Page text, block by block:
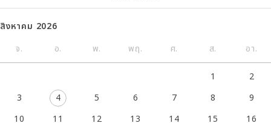
สิงหาคม 2026
จ.
อ. พ. พฤ. ศ. ส. อา.
1
2
3
4 5 6 7 8
9
10
11 12 13 14 15 16